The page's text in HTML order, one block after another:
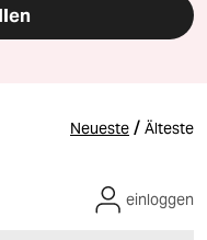
Neueste / Älteste
einloggen